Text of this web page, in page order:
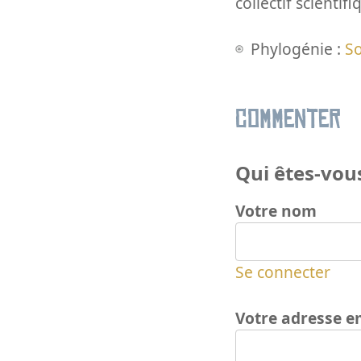
Phylogénie :
Commenter
Qui êtes-
Votre nom
Se connecter
Votre adresse